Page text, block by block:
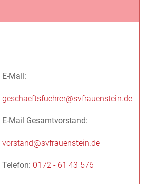
E-Mail:
geschaeftsfuehrer@svfrauenstein.de
E-Mail Gesamtvorstand:
vorstand@svfrauenstein.de
Telefon: 0172 - 61 43 576